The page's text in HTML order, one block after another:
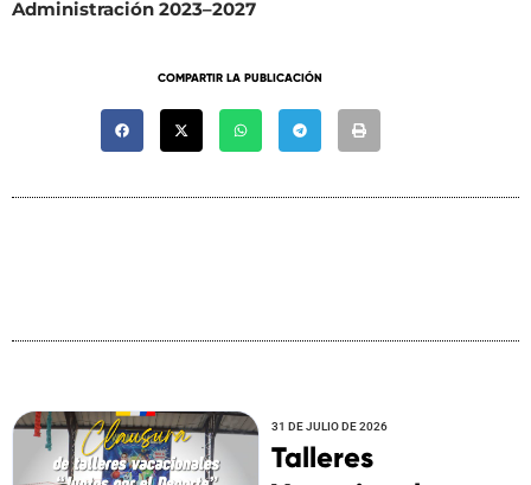
Administración 2023–2027
COMPARTIR LA PUBLICACIÓN
31 DE JULIO DE 2026
Talleres